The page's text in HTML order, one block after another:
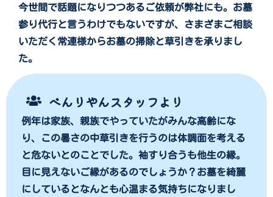
今世間で話題になりつつあるご依頼が弊社にも。お墓
参り代行と言うわけでもないですが、さまざまご相談
いただく常連様からお墓の掃除と草引きを承りまし
た。
べんりやんスタッフより
例年は家族、親族でやっていたがみんな高齢にな
り、この暑さの中草引きを行うのは体調面を考える
と危ないとのことでした。袖すり合うも他生の縁。
目に見えないご縁があるのでしょうか？お墓を綺麗
にしているとなんとも心温まる気持ちになりまし